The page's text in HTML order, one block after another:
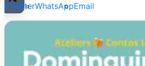
TwitterWhatsAppEmail